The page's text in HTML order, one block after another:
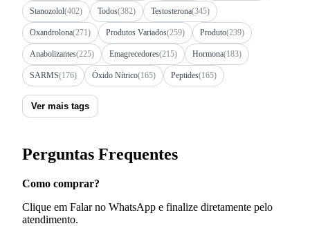
Stanozolol(402) Todos(382) Testosterona(345)
Oxandrolona(271) Produtos Variados(259) Produto(239)
Anabolizantes(225) Emagrecedores(215) Hormona(183)
SARMS(176) Óxido Nítrico(165) Peptides(165)
Ver mais tags
Perguntas Frequentes
Como comprar?
Clique em Falar no WhatsApp e finalize diretamente pelo
atendimento.